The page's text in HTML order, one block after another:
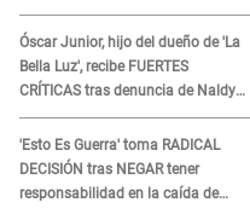
Óscar Junior, hijo del dueño de 'La
Bella Luz', recibe FUERTES
CRÍTICAS tras denuncia de Naldy
Saldaña contra su tío: "Cómplice"
'Esto Es Guerra' toma RADICAL
DECISIÓN tras NEGAR tener
responsabilidad en la caída de